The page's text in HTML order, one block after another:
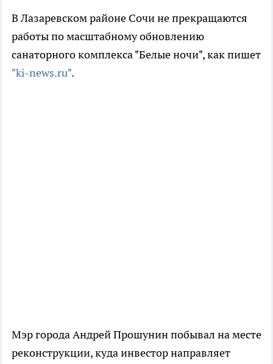
В Лазаревском районе Сочи не прекращаются
работы по масштабному обновлению
санаторного комплекса "Белые ночи", как пишет
"ki-news.ru".
Мэр города Андрей Прошунин побывал на месте
реконструкции, куда инвестор направляет